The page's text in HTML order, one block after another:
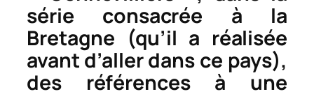
série consacrée à la
Bretagne (qu’il a réalisée
avant d’aller dans ce pays),
des références à une